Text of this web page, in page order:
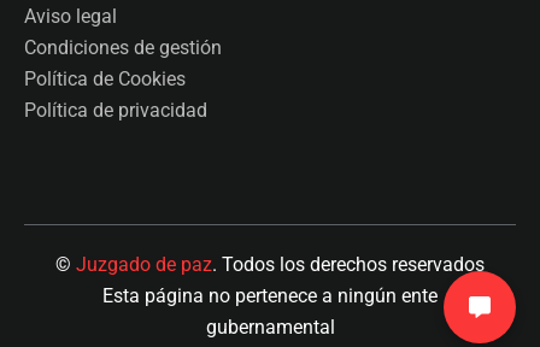
Aviso legal
Condiciones de gestión
Política de Cookies
Política de privacidad
© Juzgado de paz. Todos los derechos reservados
Esta página no pertenece a ningún ente
gubernamental